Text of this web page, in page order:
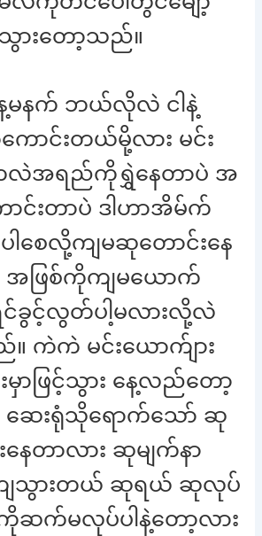
ားတော့သည်။
မနက် ဘယ်လိုလဲ ငါနဲ့
ောင်းတယ်မို့လား မင်း
လဲအရည်ကိုရွှဲနေတာပဲ အ
င်းတာပဲ ဒါဟာအိမ်က်
ါစေလို့ကျမဆုတောင်းနေ
ဖြစ်ကိုကျမယောက်
င်ခွင့်လွတ်ပါ့မလားလို့လဲ
ကဲကဲ မင်းယောက်ျား
ာဖြင့်သွား နေ့လည်တော့
ာ် ဆေးရုံသိုရောက်သော် ဆု
နေတာလား ဆုမျက်နာ
ကျသွားတယ် ဆုရယ် ဆုလုပ်
က်မလုပ်ပါနဲ့တော့လား